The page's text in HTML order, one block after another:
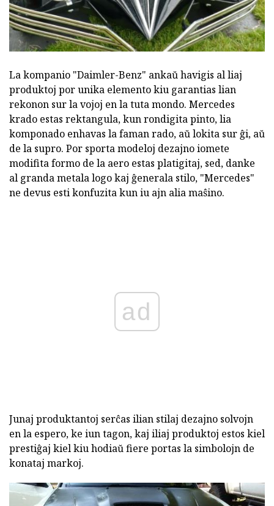
La kompanio "Daimler-Benz" ankaŭ havigis al liaj
produktoj por unika elemento kiu garantias lian
rekonon sur la vojoj en la tuta mondo. Mercedes
krado estas rektangula, kun rondigita pinto, lia
komponado enhavas la faman rado, aŭ lokita sur ĝi, aŭ
de la supro. Por sporta modeloj dezajno iomete
modifita formo de la aero estas platigitaj, sed, danke
al granda metala logo kaj ĝenerala stilo, "Mercedes"
ne devus esti konfuzita kun iu ajn alia maŝino.
ad
Junaj produktantoj serĉas ilian stilaj dezajno solvojn
en la espero, ke iun tagon, kaj iliaj produktoj estos kiel
prestiĝaj kiel kiu hodiaŭ fiere portas la simbolojn de
konataj markoj.